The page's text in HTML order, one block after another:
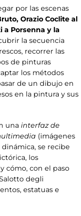
por las escenas
Orazio Coclite al
a Porsenna y la
la secuencia
recorrer las
de pinturas
los métodos
de un dibujo en
en la pintura y sus
una interfaz de
(imágenes
se recibe
los
cómo, con el paso
degli
estatuas e